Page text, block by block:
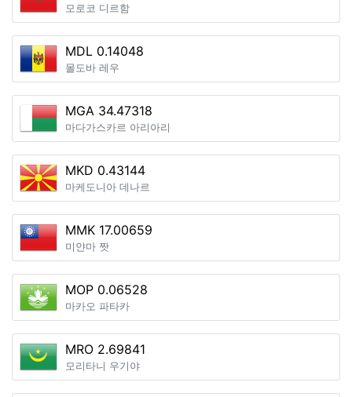
모로코 디르함
MDL 0.14048
몰도바 레우
MGA 34.47318
마다가스카르 아리아리
MKD 0.43144
마케도니아 데나르
MMK 17.00659
미얀마 짯
MOP 0.06528
마카오 파타카
MRO 2.69841
모리타니 우기야